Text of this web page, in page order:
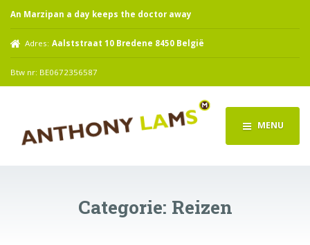
An Marzipan a day keeps the doctor away
Adres: Aalststraat 10 Bredene 8450 België
Btw nr: BE0672356587
MENU
Categorie: Reizen